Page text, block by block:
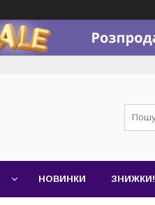
НОВИНКИ ЗНИЖКИ!